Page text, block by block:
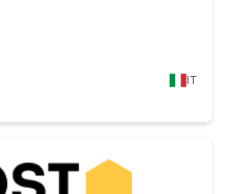
IT